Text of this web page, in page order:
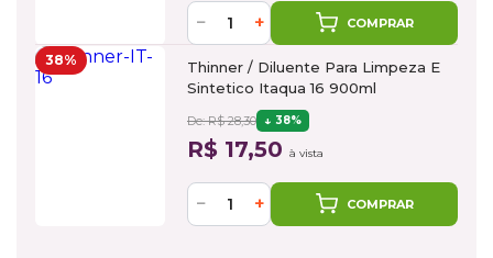
− + COMPRAR
38%
Thinner / Diluente Para Limpeza E
Sintetico Itaqua 16 900ml
De: R$ 28,30 38%
R$ 17,50 à vista
− + COMPRAR